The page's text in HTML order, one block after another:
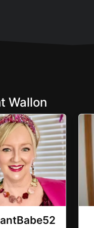
Wallon